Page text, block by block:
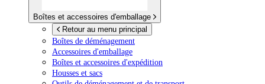
Boîtes et accessoires d'emballage
Retour au menu principal
Boîtes de déménagement
Accessoires d'emballage
Boîtes et accessoires d'expédition
Housses et sacs